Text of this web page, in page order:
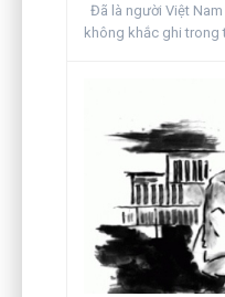
Đã là người Việt
không khắc ghi trong